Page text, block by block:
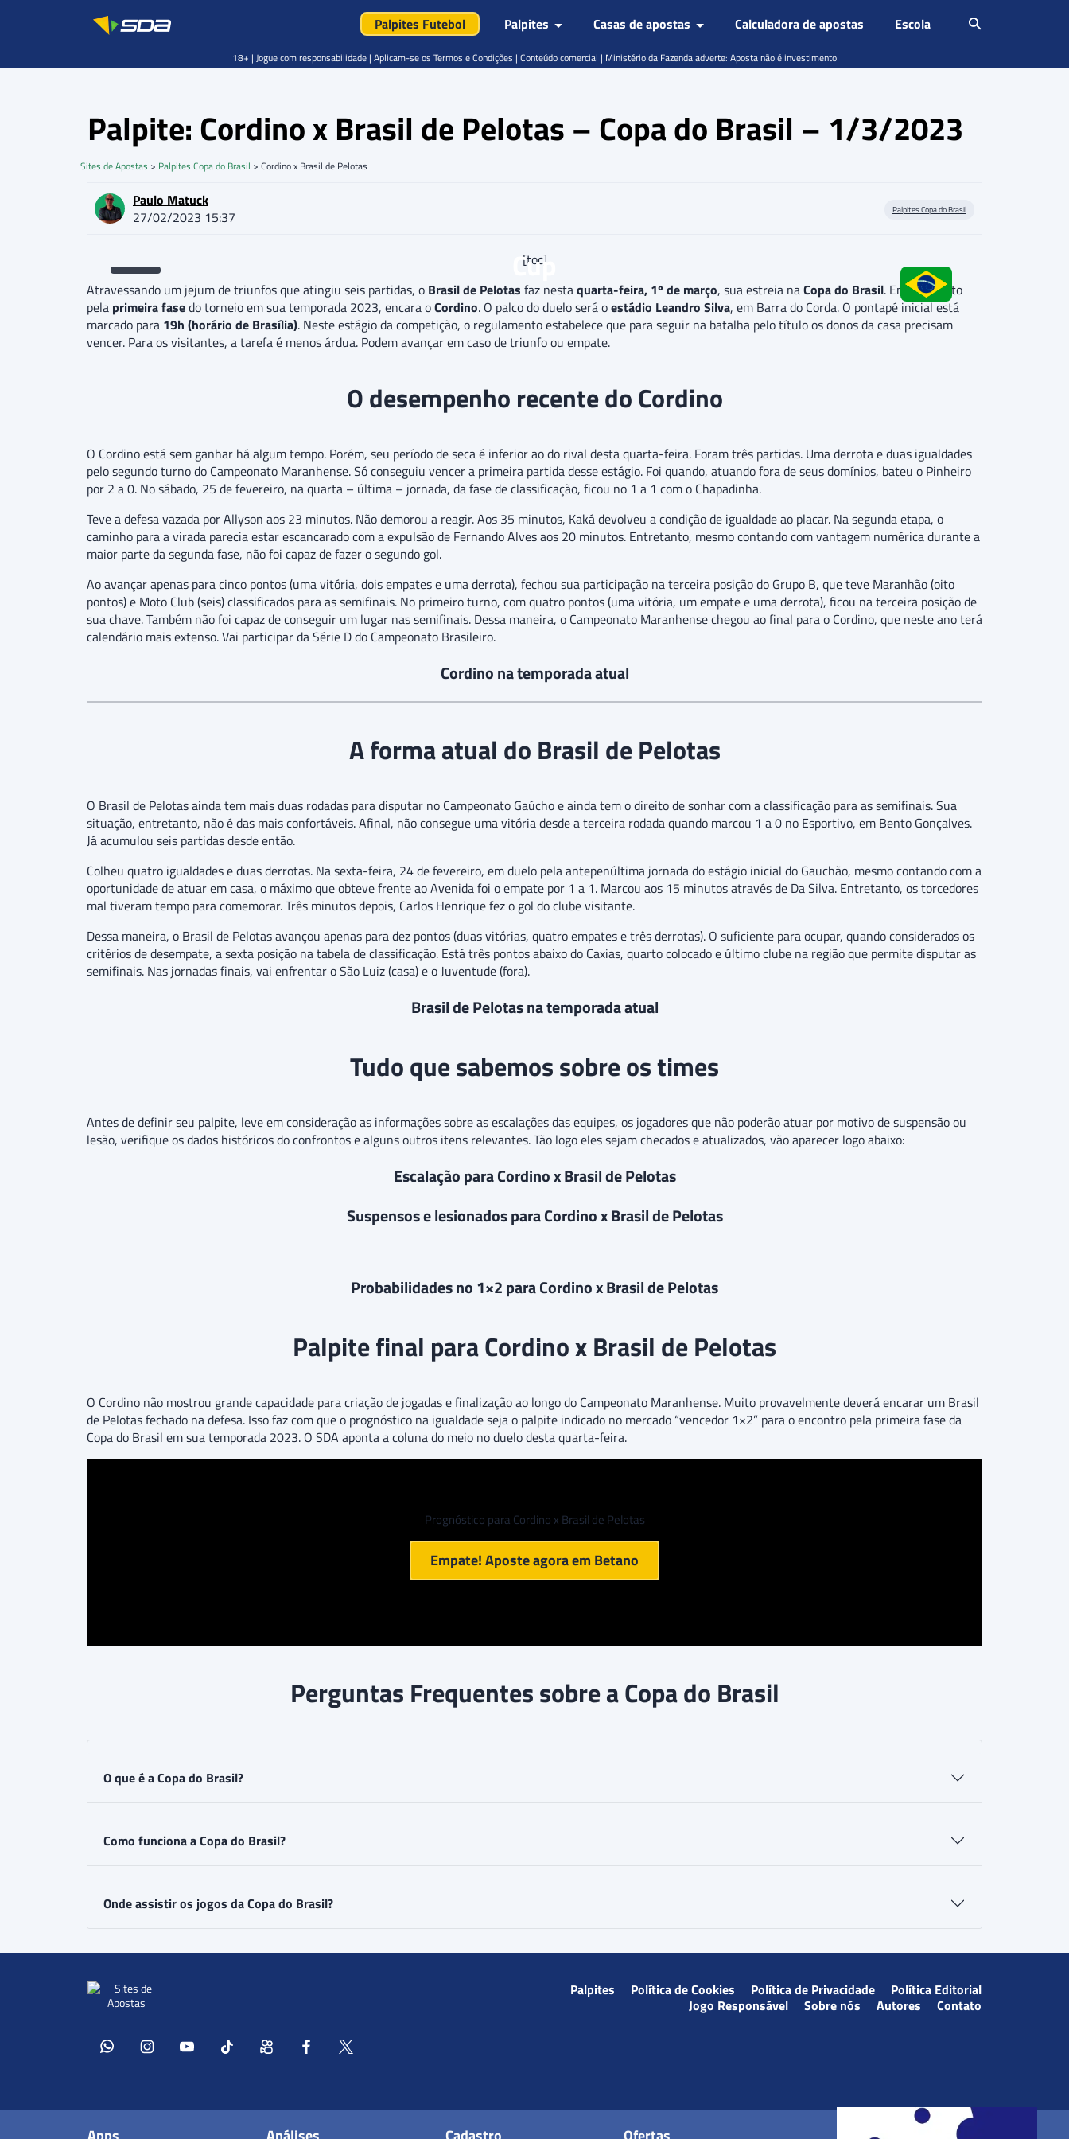
Palpites Futebol Palpites Casas de apostas Calculadora de apostas Escola
Palpite: Cordino x Brasil de Pelotas – Copa do Brasil – 1/3/2023
Sites de Apostas > Palpites Copa do Brasil > Cordino x Brasil de Pelotas
Paulo Matuck
27/02/2023 15:37
Palpites Copa do Brasil
Cup
[toc]
Atravessando um jejum de triunfos que atingiu seis partidas, o Brasil de Pelotas faz nestaquarta-feira, 1º de março, sua estreia naCopa do Brasil. Em confronto
pela primeira fasedo torneio em sua temporada 2023, encara oCordino. O palco do duelo será oestádio Leandro Silva, em Barra do Corda. O pontapé inicial está
marcado para 19h (horário de Brasília). Neste estágio da competição, o regulamento estabelece que para seguir na batalha pelo título os donos da casa precisam
vencer. Para os visitantes, a tarefa é menos árdua. Podem avançar em caso de triunfo ou empate.
O desempenho recente do Cordino
O Cordino está sem ganhar há algum tempo. Porém, seu período de seca é inferior ao do rival desta quarta-feira. Foram três partidas. Uma derrota e duas igualdades
pelo segundo turno do Campeonato Maranhense. Só conseguiu vencer a primeira partida desse estágio. Foi quando, atuando fora de seus domínios, bateu o Pinheiro
por 2 a 0. No sábado, 25 de fevereiro, na quarta – última – jornada, da fase de classificação, ficou no 1 a 1 com o Chapadinha.
Teve a defesa vazada por Allyson aos 23 minutos. Não demorou a reagir. Aos 35 minutos, Kaká devolveu a condição de igualdade ao placar. Na segunda etapa, o
caminho para a virada parecia estar escancarado com a expulsão de Fernando Alves aos 20 minutos. Entretanto, mesmo contando com vantagem numérica durante a
maior parte da segunda fase, não foi capaz de fazer o segundo gol.
Ao avançar apenas para cinco pontos (uma vitória, dois empates e uma derrota), fechou sua participação na terceira posição do Grupo B, que teve Maranhão (oito
pontos) e Moto Club (seis) classificados para as semifinais. No primeiro turno, com quatro pontos (uma vitória, um empate e uma derrota), ficou na terceira posição de
sua chave. Também não foi capaz de conseguir um lugar nas semifinais. Dessa maneira, o Campeonato Maranhense chegou ao final para o Cordino, que neste ano terá
calendário mais extenso. Vai participar da Série D do Campeonato Brasileiro.
Cordino na temporada atual
A forma atual do Brasil de Pelotas
O Brasil de Pelotas ainda tem mais duas rodadas para disputar no Campeonato Gaúcho e ainda tem o direito de sonhar com a classificação para as semifinais. Sua
situação, entretanto, não é das mais confortáveis. Afinal, não consegue uma vitória desde a terceira rodada quando marcou 1 a 0 no Esportivo, em Bento Gonçalves.
Já acumulou seis partidas desde então.
Colheu quatro igualdades e duas derrotas. Na sexta-feira, 24 de fevereiro, em duelo pela antepenúltima jornada do estágio inicial do Gauchão, mesmo contando com a
oportunidade de atuar em casa, o máximo que obteve frente ao Avenida foi o empate por 1 a 1. Marcou aos 15 minutos através de Da Silva. Entretanto, os torcedores
mal tiveram tempo para comemorar. Três minutos depois, Carlos Henrique fez o gol do clube visitante.
Dessa maneira, o Brasil de Pelotas avançou apenas para dez pontos (duas vitórias, quatro empates e três derrotas). O suficiente para ocupar, quando considerados os
critérios de desempate, a sexta posição na tabela de classificação. Está três pontos abaixo do Caxias, quarto colocado e último clube na região que permite disputar as
semifinais. Nas jornadas finais, vai enfrentar o São Luiz (casa) e o Juventude (fora).
Brasil de Pelotas na temporada atual
Tudo que sabemos sobre os times
Antes de definir seu palpite, leve em consideração as informações sobre as escalações das equipes, os jogadores que não poderão atuar por motivo de suspensão ou
lesão, verifique os dados históricos do confrontos e alguns outros itens relevantes. Tão logo eles sejam checados e atualizados, vão aparecer logo abaixo:
Escalação para Cordino x Brasil de Pelotas
Suspensos e lesionados para Cordino x Brasil de Pelotas
Probabilidades no 1×2 para Cordino x Brasil de Pelotas
Palpite final para Cordino x Brasil de Pelotas
O Cordino não mostrou grande capacidade para criação de jogadas e finalização ao longo do Campeonato Maranhense. Muito provavelmente deverá encarar um Brasil
de Pelotas fechado na defesa. Isso faz com que o prognóstico na igualdade seja o palpite indicado no mercado “vencedor 1×2” para o encontro pela primeira fase da
Copa do Brasil em sua temporada 2023. O SDA aponta a coluna do meio no duelo desta quarta-feira.
Prognóstico para Cordino x Brasil de Pelotas
Empate! Aposte agora em Betano
Perguntas Frequentes sobre a Copa do Brasil
O que é a Copa do Brasil?
Como funciona a Copa do Brasil?
Onde assistir os jogos da Copa do Brasil?
Palpites Política de Cookies Política de Privacidade
Política Editorial
Jogo Responsável
Sobre nós Autores Contato
18+ | Jogue com responsabilidade | Aplicam-se os Termos e Condições | Conteúdo comercial | Ministério da Fazenda adverte: Aposta não é investimento